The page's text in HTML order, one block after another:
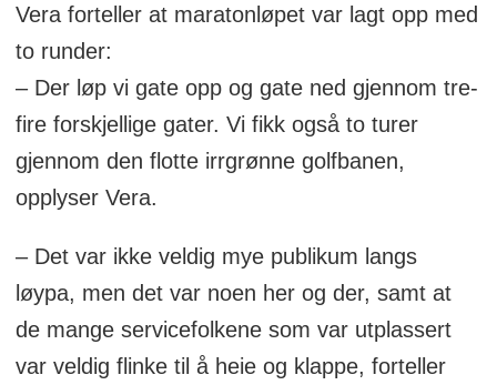
Vera forteller at maratonløpet var lagt opp med
to runder:
– Der løp vi gate opp og gate ned gjennom tre-
fire forskjellige gater. Vi fikk også to turer
gjennom den flotte irrgrønne golfbanen,
opplyser Vera.
– Det var ikke veldig mye publikum langs
løypa, men det var noen her og der, samt at
de mange servicefolkene som var utplassert
var veldig flinke til å heie og klappe, forteller